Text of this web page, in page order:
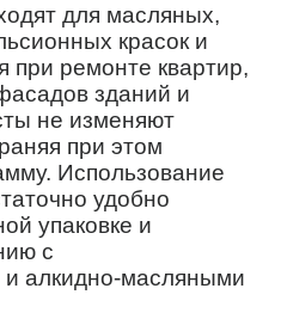
для масляных,
красок и
при ремонте квартир,
зданий и
не изменяют
при этом
Использование
удобно
упаковке и
с
алкидно-масляными